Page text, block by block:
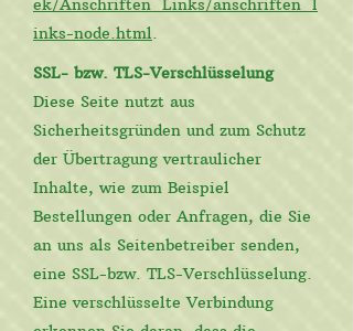
ek/Anschriften_Links/anschriften_l
inks-node.html.
SSL- bzw. TLS-Verschlüsselung
Diese Seite nutzt aus
Sicherheitsgründen und zum Schutz
der Übertragung vertraulicher
Inhalte, wie zum Beispiel
Bestellungen oder Anfragen, die Sie
an uns als Seitenbetreiber senden,
eine SSL-bzw. TLS-Verschlüsselung.
Eine verschlüsselte Verbindung